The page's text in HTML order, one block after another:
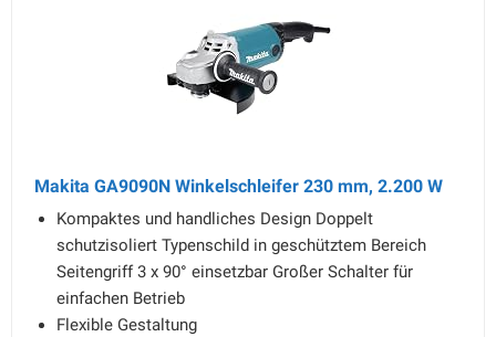
Makita GA9090N Winkelschleifer 230 mm, 2.200 W
Kompaktes und handliches Design Doppelt
schutzisoliert Typenschild in geschütztem Bereich
Seitengriff 3 x 90° einsetzbar Großer Schalter für
einfachen Betrieb
Flexible Gestaltung